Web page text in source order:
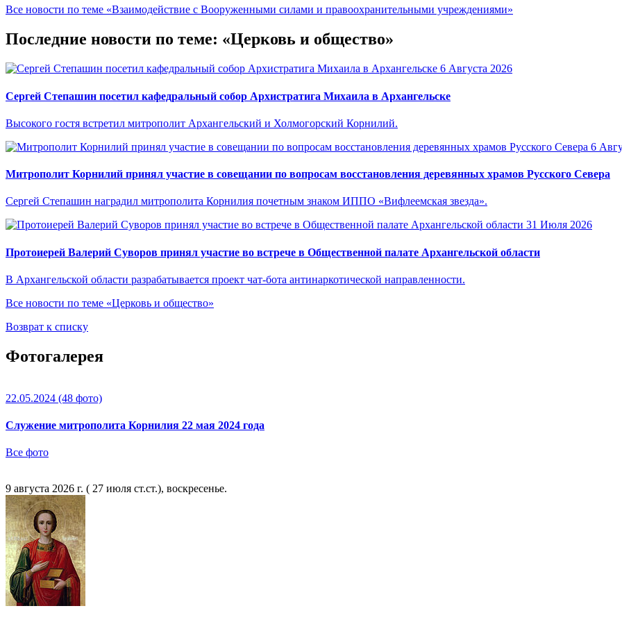
Все новости по теме «Взаимодействие с Вооруженными силами и правоохранительными учреждениями»
Последние новости по теме: «Церковь и общество»
6 Августа 2026
Сергей Степашин посетил кафедральный собор Архистратига Михаила в Архангельске
Высокого гостя встретил митрополит Архангельский и Холмогорский Корнилий.
6
Митрополит Корнилий принял участие в совещании по вопросам восстановления деревянных храмов Русского Севера
Сергей Степашин наградил митрополита Корнилия почетным знаком ИППО «Вифлеемская звезда».
31 Июля 2026
Протоиерей Валерий Суворов принял участие во встрече в Общественной палате Архангельской области
В Архангельской области разрабатывается проект чат-бота антинаркотической направленности.
Все новости по теме «Церковь и общество»
Возврат к списку
Фотогалерея
22.05.2024 (48 фото)
Служение митрополита Корнилия 22 мая 2024 года
Все фото
9 августа 2026 г. ( 27 июля ст.ст.), воскресенье.